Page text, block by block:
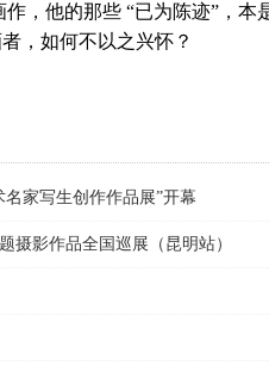
，他的那些 “已为陈迹”，本
，如何不以之兴怀？
家写生创作作品展”开幕
摄影作品全国巡展（昆明站）